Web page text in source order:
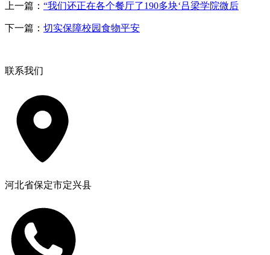
上一篇： “我们还正在各个餐厅了190多块‘吕梁学院微后
下一篇： 切实保障校园食物平安
联系我们
河北省保定市定兴县